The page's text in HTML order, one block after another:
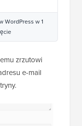
WordPress w 1
zrzutowi
e-mail